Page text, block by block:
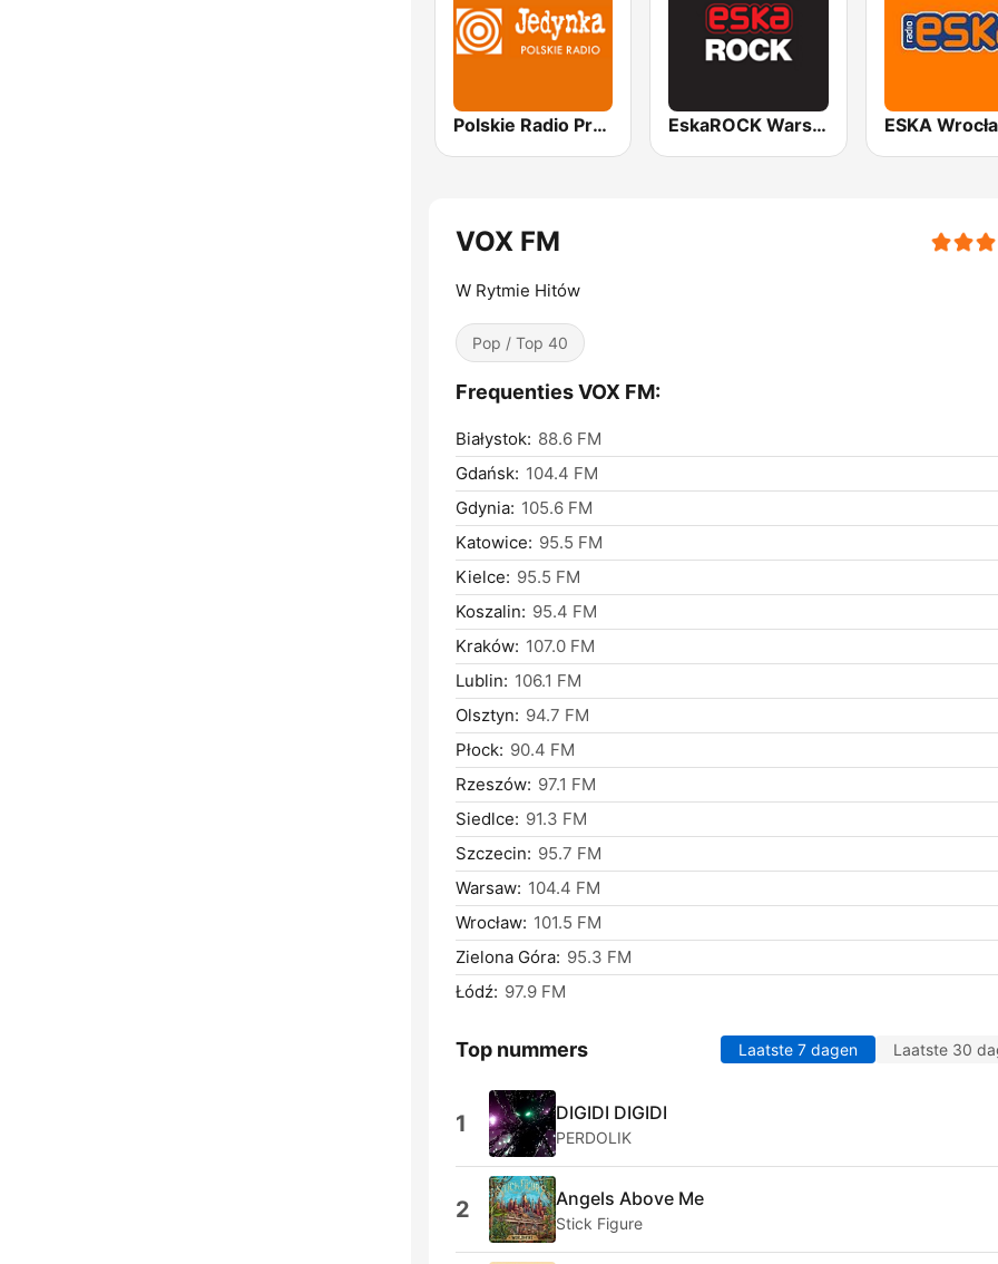
Polskie Radio Program I (PR1) Jedynka EskaROCK Warszawa ESKA
VOX FM
W Rytmie Hitów
Pop / Top 40
Frequenties VOX FM:
Białystok: 88.6 FM
Gdańsk: 104.4 FM
Gdynia: 105.6 FM
Katowice: 95.5 FM
Kielce: 95.5 FM
Koszalin: 95.4 FM
Kraków: 107.0 FM
Lublin: 106.1 FM
Olsztyn: 94.7 FM
Płock: 90.4 FM
Rzeszów: 97.1 FM
Siedlce: 91.3 FM
Szczecin: 95.7 FM
Warsaw: 104.4 FM
Wrocław: 101.5 FM
Zielona Góra: 95.3 FM
Łódź: 97.9 FM
Top nummers Laatste 7 dagen Laatste 30
1 DIGIDI DIGIDI
PERDOLIK
2 Angels Above Me
Stick Figure